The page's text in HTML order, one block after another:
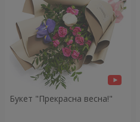
Букет "Прекрасна весна!"